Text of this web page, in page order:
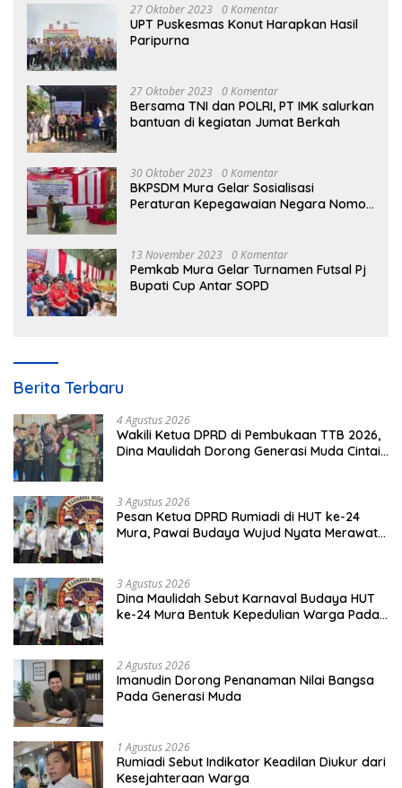
27 Oktober 2023 0 Komentar
UPT Puskesmas Konut Harapkan Hasil
Paripurna
27 Oktober 2023 0 Komentar
Bersama TNI dan POLRI, PT IMK salurkan
bantuan di kegiatan Jumat Berkah
30 Oktober 2023 0 Komentar
BKPSDM Mura Gelar Sosialisasi
Peraturan Kepegawaian Negara Nomor
13 November 2023 0 Komentar
Pemkab Mura Gelar Turnamen Futsal Pj
Bupati Cup Antar SOPD
Berita Terbaru
4 Agustus 2026
Wakili Ketua DPRD di Pembukaan TTB 2026,
Dina Maulidah Dorong Generasi Muda Cintai
3 Agustus 2026
Pesan Ketua DPRD Rumiadi di HUT ke-24
Mura, Pawai Budaya Wujud Nyata Merawat
3 Agustus 2026
Dina Maulidah Sebut Karnaval Budaya HUT
ke-24 Mura Bentuk Kepedulian Warga Pada
2 Agustus 2026
Imanudin Dorong Penanaman Nilai Bangsa
Pada Generasi Muda
1 Agustus 2026
Rumiadi Sebut Indikator Keadilan Diukur dari
Kesejahteraan Warga